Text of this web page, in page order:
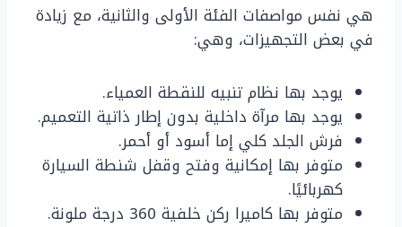
هي نفس مواصفات الفئة الأولى والثانية، مع زيادة
في بعض التجهيزات، وهي:
يوجد بها نظام تنبيه للنقطة العمياء.
يوجد بها مرآة داخلية بدون إطار ذاتية التعميم.
فرش الجلد كلي إما أسود أو أحمر.
متوفر بها إمكانية وفتح وقفل شنطة السيارة
كهربائيًا.
متوفر بها كاميرا ركن خلفية 360 درجة ملونة.